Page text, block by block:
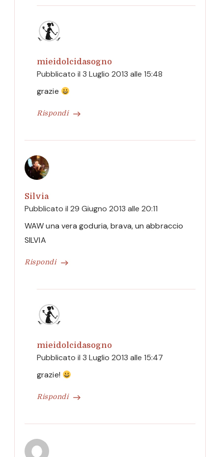
mieidolcidasogno
Pubblicato il 3 Luglio 2013 alle 15:48
Rispondi
grazie
Silvia
Pubblicato il 29 Giugno 2013 alle 20:11
Rispondi
WAW una vera goduria, brava, un abbraccio
SILVIA
mieidolcidasogno
Pubblicato il 3 Luglio 2013 alle 15:47
Rispondi
grazie!